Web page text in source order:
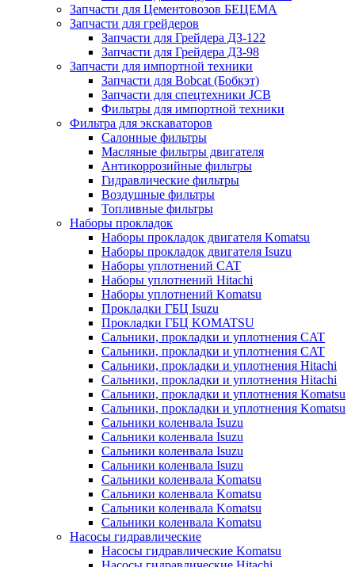
Запчасти для Цементовозов БЕЦЕМА
Запчасти для грейдеров
Запчасти для Грейдера ДЗ-122
Запчасти для Грейдера ДЗ-98
Запчасти для импортной техники
Запчасти для Bobcat (Бобкэт)
Запчасти для спецтехники JCB
Фильтры для импортной техники
Фильтра для экскаваторов
Салонные фильтры
Масляные фильтры двигателя
Антикоррозийные фильтры
Гидравлические фильтры
Воздушные фильтры
Топливные фильтры
Наборы прокладок
Наборы прокладок двигателя Komatsu
Наборы прокладок двигателя Isuzu
Наборы уплотнений CAT
Наборы уплотнений Hitachi
Наборы уплотнений Komatsu
Прокладки ГБЦ Isuzu
Прокладки ГБЦ KOMATSU
Сальники, прокладки и уплотнения CAT
Сальники, прокладки и уплотнения CAT
Сальники, прокладки и уплотнения Hitachi
Сальники, прокладки и уплотнения Hitachi
Сальники, прокладки и уплотнения Komatsu
Сальники, прокладки и уплотнения Komatsu
Сальники коленвала Isuzu
Сальники коленвала Isuzu
Сальники коленвала Isuzu
Сальники коленвала Isuzu
Сальники коленвала Komatsu
Сальники коленвала Komatsu
Сальники коленвала Komatsu
Сальники коленвала Komatsu
Насосы гидравлические
Насосы гидравлические Komatsu